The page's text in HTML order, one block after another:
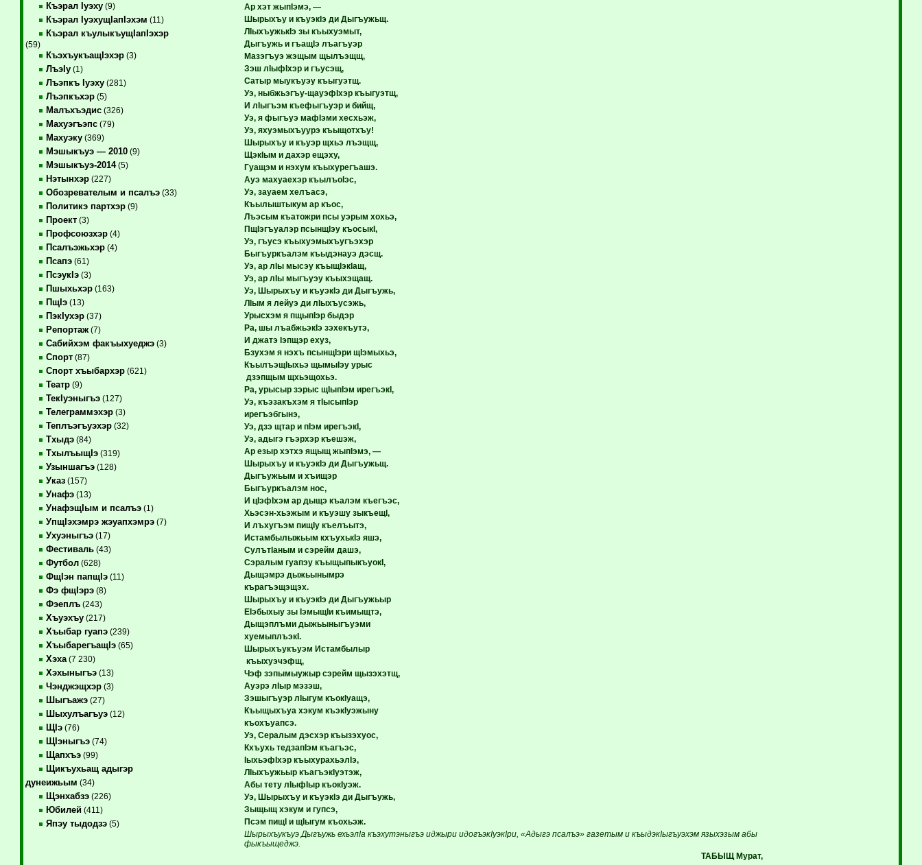
Къэрал Iуэху(9)
Къэрал IуэхущIапIэхэм (11)
Къэрал къулыкъущIапIэхэр
(59)
КъэхъукъащIэхэр(3)
ЛъэIу(1)
Лъэпкъ Iуэху(281)
Лъэпкъхэр(5)
Малъхъэдис(326)
Махуэгъэпс(79)
Махуэку(369)
Мэшыкъуэ — 2010(9)
Мэшыкъуэ-2014(5)
Нэтынхэр(227)
Обозревателым и псалъэ(33)
Политикэ партхэр(9)
Проект(3)
Профсоюзхэр(4)
Псалъэжьхэр(4)
Псапэ(61)
ПсэукIэ(3)
Пшыхьхэр(163)
ПщIэ(13)
ПэкIухэр(37)
Репортаж(7)
Сабийхэм факъыхуеджэ(3)
Спорт(87)
Спорт хъыбархэр(621)
Театр(9)
ТекIуэныгъэ(127)
Телеграммэхэр(3)
Теплъэгъуэхэр(32)
Тхыдэ(84)
ТхылъыщIэ(319)
Узыншагъэ(128)
Указ(157)
Унафэ(13)
УнафэщIым и псалъэ(1)
УпщIэхэмрэ жэуапхэмрэ(7)
Ухуэныгъэ(17)
Фестиваль(43)
Футбол(628)
ФщIэн папщIэ(11)
Фэ фщIэрэ(8)
Фэеплъ(243)
Хъуэхъу(217)
Хъыбар гуапэ(239)
ХъыбарегъащIэ(65)
Хэха(7 230)
Хэхыныгъэ(13)
Чэнджэщхэр(3)
Шыгъажэ(27)
Шыхулъагъуэ(12)
ЩIэ(76)
ЩIэныгъэ(74)
Щапхъэ(99)
Щикъухьащ адыгэр
дунеижьым (34)
Щэнхабзэ(226)
Юбилей(411)
Япэу тыдодзэ(5)
Ар хэт жыпIэмэ, —
Шырыхъу и къуэкIэ ди Дыгъужьщ.
ЛIыхъужькIэ зы къыхуэмыт,
Дыгъужь и гъащIэ лъагъуэр
Мазэгъуэ жэщым щылъэщщ,
Зэш лIыфIхэр и гъусэщ,
Сатыр мыукъуэу къыгуэтщ.
Уэ, ныбжьэгъу-щауэфIхэр къыгуэтщ,
И лIыгъэм къефыгъуэр и бийщ,
Уэ, я фыгъуэ мафIэми хесхьэж,
Уэ, яхуэмыхъуурэ къыщотхъу!
Шырыхъу и къуэр щхьэ лъэщщ,
ЩэкIым и дахэр ещэху,
Гуащэм и нэхум къыхурегъашэ.
Ауэ махуаехэр къылъоIэс,
Уэ, зауаем хелъасэ,
Къылыштыкум ар къос,
Лъэсым къатожри псы уэрым хохьэ,
ПщIэгъуалэр псынщIэу къосыкI,
Уэ, гъусэ къыхуэмыхъугъэхэр
Быгъуркъалэм къыдэнауэ дэсщ.
Уэ, ар лIы мысэу къыщIэкIащ,
Уэ, ар лIы мыгъуэу къыхэщащ.
Уэ, Шырыхъу и къуэкIэ ди Дыгъужь,
ЛIым я лейуэ ди лIыхъусэжь,
Урысхэм я пщыпIэр быдэр
Ра, шы лъабжьэкIэ зэхекъутэ,
И джатэ Iэпщэр ехуз,
Бзухэм я нэхъ псынщIэри щIэмыхьэ,
КъылъэщIыхьэ щымыIэу урыс
дзэпщым щхьэщохьэ.
Ра, урысыр зэрыс щIыпIэм ирегъэкI,
Уэ, къэзакъхэм я тIысыпIэр
ирегъэбгынэ,
Уэ, дзэ щтар и пIэм ирегъэкI,
Уэ, адыгэ гъэрхэр къешэж,
Ар езыр хэтхэ ящыщ жыпIэмэ, —
Шырыхъу и къуэкIэ ди Дыгъужьщ.
Дыгъужьым и хъищэр
Быгъуркъалэм нос,
И цIэфIхэм ар дыщэ къалэм къегъэс,
Хьэсэн-хьэжым и къуэшу зыкъещI,
И лъхугъэм пищIу къелъытэ,
Истамбылыжьым кхъухькIэ яшэ,
СулътIаным и сэрейм дашэ,
Сэралым гуапэу къыщыпыкъуокI,
Дыщэмрэ дыжьынымрэ
кърагъэщэщэх.
Шырыхъу и къуэкIэ ди Дыгъужьыр
ЕIэбыхыу зы IэмыщIи къимыщтэ,
Дыщэплъми дыжьыныгъуэми
хуемыплъэкI.
Шырыхъукъуэм Истамбылыр
къыхуэчэфщ,
Чэф зэпымыужыр сэрейм щызэхэтщ,
Ауэрэ лIыр мэзэш,
Зэшыгъуэр лIыгум къокIуащэ,
Къыщыхъуа хэкум къэкIуэжыну
къохъуапсэ.
Уэ, Сералым дэсхэр къызэхуос,
Кхъухь тедзапIэм къагъэс,
IыхьэфIхэр къыхурахьэлIэ,
ЛIыхъужьыр къагъэкIуэтэж,
Абы тету лIыфIыр къокIуэж.
Уэ, Шырыхъу и къуэкIэ ди Дыгъужь,
Зыщыщ хэкум и гупсэ,
Псэм пищI и щIыгум къохьэж.
Шырыхъукъуэ Дыгъужь ехьэлIа къэхутэныгъэ иджыри идогъэкIуэкIри, «Адыгэ псалъэ» газетым и къыдэкIыгъуэхэм языхэзым абы
фыкъыщеджэ.
ТАБЫЩ Мурат,